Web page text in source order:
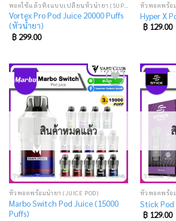
Vortex Pro Pod Juice 20000 Puffs
(หัวน้ำยา)
฿299.00
หัวพอตพร้อม
Hyper X
฿129.00
Add
to
wishlist
สินค้าหมดแล้ว
หัวพอตพร้อมน้ำยา (JUICE POD)
Marbo Switch Pod Juice (15000
Puffs)
หัวพอตพร้อม
Stick Pod
฿129.00